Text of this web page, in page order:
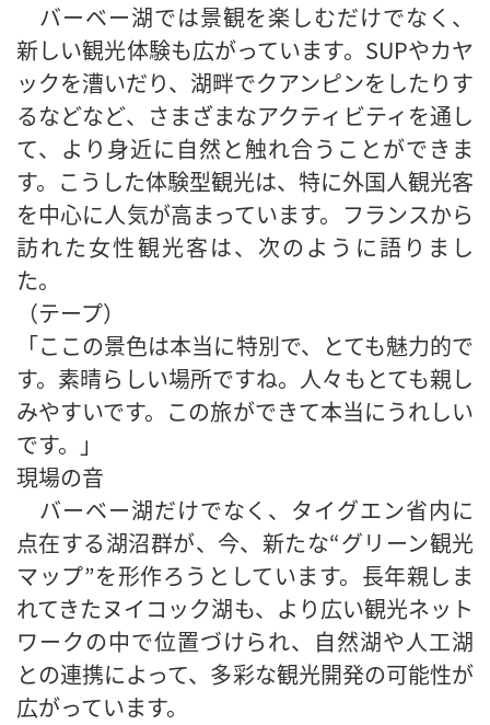
バーベー湖では景観を楽しむだけでなく、
新しい観光体験も広がっています。SUPやカヤ
ックを漕いだり、湖畔でクアンピンをしたりす
るなどなど、さまざまなアクティビティを通し
て、より身近に自然と触れ合うことができま
す。こうした体験型観光は、特に外国人観光客
を中心に人気が高まっています。フランスから
訪れた女性観光客は、次のように語りまし
た。
（テープ）
「ここの景色は本当に特別で、とても魅力的で
す。素晴らしい場所ですね。人々もとても親し
みやすいです。この旅ができて本当にうれしい
です。」
現場の音
バーベー湖だけでなく、タイグエン省内に
点在する湖沼群が、今、新たな“グリーン観光
マップ”を形作ろうとしています。長年親しま
れてきたヌイコック湖も、より広い観光ネット
ワークの中で位置づけられ、自然湖や人工湖
との連携によって、多彩な観光開発の可能性が
広がっています。